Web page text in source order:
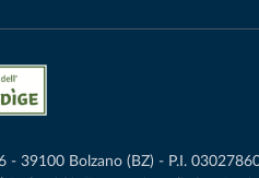
Bolzano (BZ) - P.I.